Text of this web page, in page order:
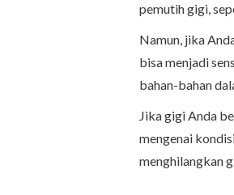
pemutih gigi,
Namun, jika
bisa menjadi
bahan-bahan
Jika gigi Anda
mengenai
menghilangkan